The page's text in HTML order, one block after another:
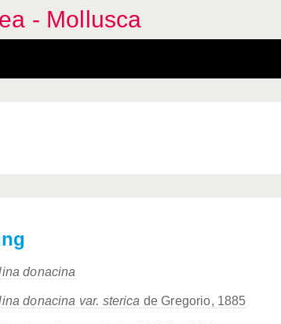
- Mollusca
donacina
donacina var. sterica de Gregorio, 1885